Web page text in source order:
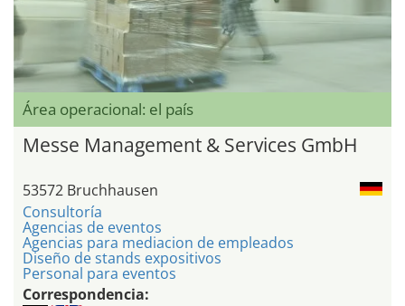
Área operacional: el país
Messe Management & Services GmbH
53572 Bruchhausen
Consultoría
Agencias de eventos
Agencias para mediacion de empleados
Diseño de stands expositivos
Personal para eventos
Correspondencia: